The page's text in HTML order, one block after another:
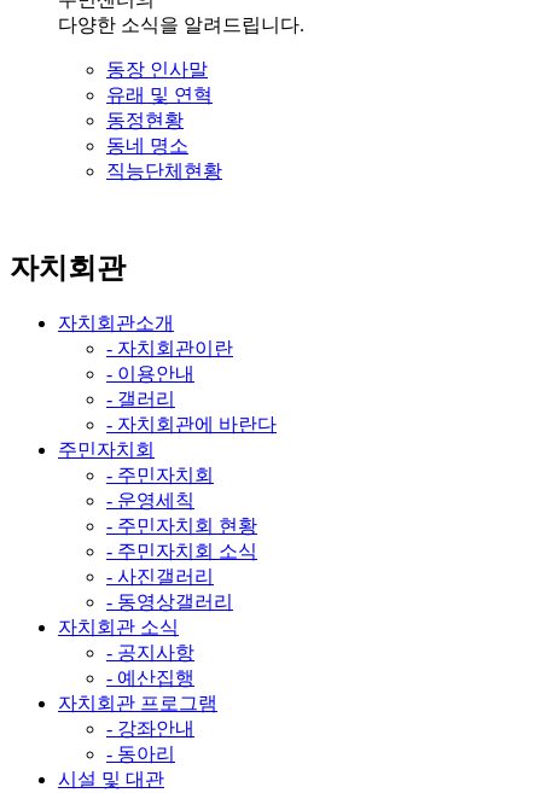
다양한 소식을 알려드립니다.
동장 인사말
유래 및 연혁
동정현황
동네 명소
직능단체현황
자치회관
자치회관소개
- 자치회관이란
- 이용안내
- 갤러리
- 자치회관에 바란다
주민자치회
- 주민자치회
- 운영세칙
- 주민자치회 현황
- 주민자치회 소식
- 사진갤러리
- 동영상갤러리
자치회관 소식
- 공지사항
- 예산집행
자치회관 프로그램
- 강좌안내
- 동아리
시설 및 대관